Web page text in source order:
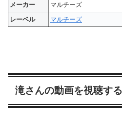
メーカー
マルチーズ
レーベル
マルチーズ
滝さんの動画を視聴する